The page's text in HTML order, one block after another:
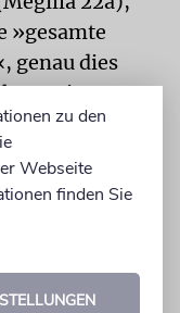
»gesamte
genau dies
um einen
das
außerhalb des
Leviten nach
zu den
Webseite
finden Sie